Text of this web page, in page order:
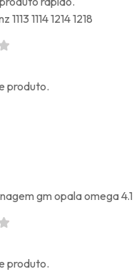
1114 1214 1218
produto.
gm opala omega 4.1
produto.